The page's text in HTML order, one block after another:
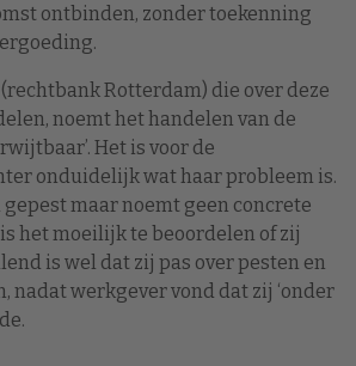
ontbinden, zonder toekenning
Rotterdam) die over deze
noemt het handelen van de
Het is voor de
onduidelijk wat haar probleem is.
maar noemt geen concrete
het moeilijk te beoordelen of zij
is wel dat zij pas over pesten en
nadat werkgever vond dat zij ‘onder